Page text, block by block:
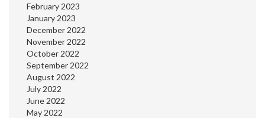
February 2023
January 2023
December 2022
November 2022
October 2022
September 2022
August 2022
July 2022
June 2022
May 2022